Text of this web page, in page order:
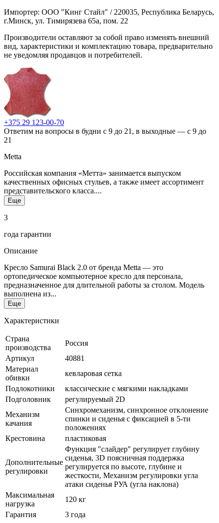
Импортер: ООО "Кинг Стайл" / 220035, Республика Беларусь,
г.Минск, ул. Тимирязева 65а, пом. 22
Производители оставляют за собой право изменять внешний
вид, характеристики и комплектацию товара, предварительно
не уведомляя продавцов и потребителей.
+375 29 123-00-70
Ответим на вопросы в будни с 9 до 21, в выходные — с 9 до
21
Metta
Российская компания «Метта» занимается выпуском
качественных офисных стульев, а также имеет ассортимент
представительского класса....
Еще
3
года гарантии
Описание
Кресло Samurai Black 2.0 от бренда Metta — это
ортопедическое компьютерное кресло для персонала,
предназначенное для длительной работы за столом. Модель
выполнена из...
Еще
Характеристики
Страна
производства
Россия
Артикул
40881
Материал
обивки
кевларовая сетка
Подлокотники
классические с мягкими накладками
Подголовник
регулируемый 2D
Механизм
качания
Синхромеханизм, синхронное отклонение
спинки и сиденья с фиксацией в 5-ти
положениях
Крестовина
пластиковая
Дополнительные
регулировки
Функция "слайдер" регулирует глубину
сиденья, 3D поясничная поддержка
регулируется по высоте, глубине и
жесткости, Mеханизм регулировки угла
атаки сиденья РУА (угла наклона)
Максимальная
нагрузка
120 кг
Гарантия
3 года